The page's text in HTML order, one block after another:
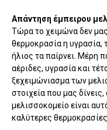
Απάντηση έμπειρου
Τώρα το χειμώνα δεν
θερμοκρασία η υγρασία,
ήλιος τα παίρνει. Μέρη
αέριδες, υγρασία και
ξεχειμώνιασμα των
στοιχεία που μας
μελισσοκομείο είναι
καλύτερες